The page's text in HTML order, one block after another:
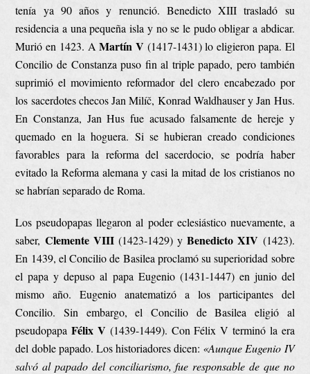
tenía ya 90 años y renunció. Benedicto XIII trasladó su
residencia a una pequeña isla y no se le pudo obligar a abdicar.
Murió en 1423. AMartín V (1417-1431) lo eligieron papa. El
Concilio de Constanza puso fin al triple papado, pero también
suprimió el movimiento reformador del clero encabezado por
los sacerdotes checos Jan Milíč, Konrad Waldhauser y Jan Hus.
En Constanza, Jan Hus fue acusado falsamente de hereje y
quemado en la hoguera. Si se hubieran creado condiciones
favorables para la reforma del sacerdocio, se podría haber
evitado la Reforma alemana y casi la mitad de los cristianos no
se habrían separado de Roma.
Los pseudopapas llegaron al poder eclesiástico nuevamente, a
saber, Clemente VIII(1423-1429) yBenedicto XIV (1423).
En 1439, el Concilio de Basilea proclamó su superioridad sobre
el papa y depuso al papa Eugenio (1431-1447) en junio del
mismo año. Eugenio anatematizó a los participantes del
Concilio. Sin embargo, el Concilio de Basilea eligió al
pseudopapaFélix V (1439-1449). Con Félix V terminó la era
del doble papado. Los historiadores dicen: «Aunque Eugenio IV
salvó al papado del conciliarismo, fue responsable de que no